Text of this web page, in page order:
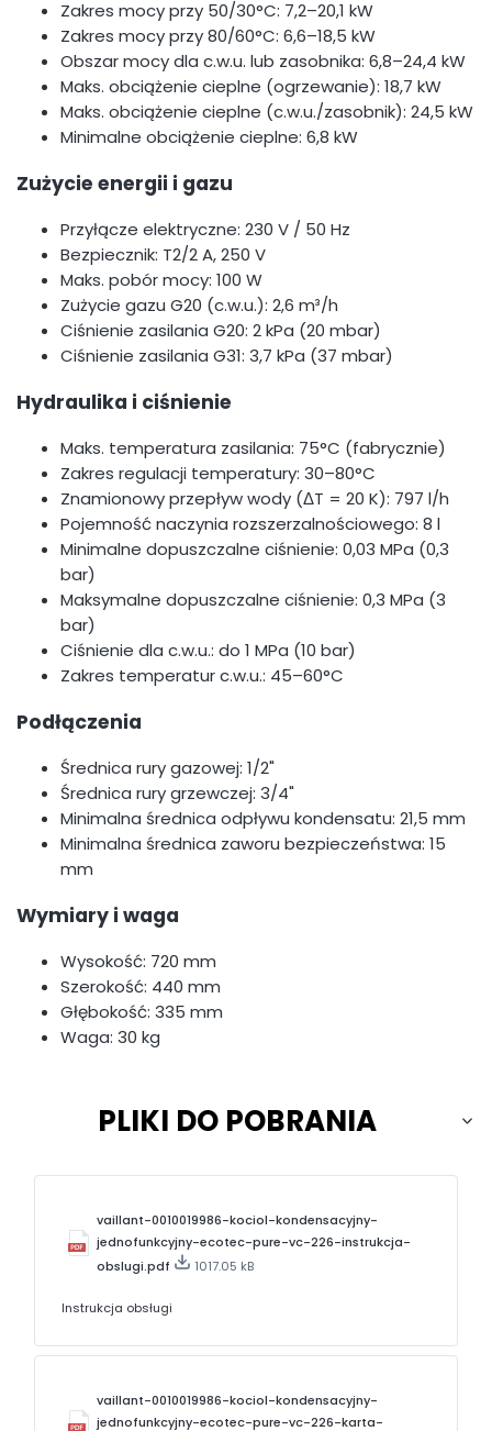
Zakres mocy przy 50/30°C: 7,2–20,1 kW
Zakres mocy przy 80/60°C: 6,6–18,5 kW
Obszar mocy dla c.w.u. lub zasobnika: 6,8–24,4 kW
Maks. obciążenie cieplne (ogrzewanie): 18,7 kW
Maks. obciążenie cieplne (c.w.u./zasobnik): 24,5 kW
Minimalne obciążenie cieplne: 6,8 kW
Zużycie energii i gazu
Przyłącze elektryczne: 230 V / 50 Hz
Bezpiecznik: T2/2 A, 250 V
Maks. pobór mocy: 100 W
Zużycie gazu G20 (c.w.u.): 2,6 m³/h
Ciśnienie zasilania G20: 2 kPa (20 mbar)
Ciśnienie zasilania G31: 3,7 kPa (37 mbar)
Hydraulika i ciśnienie
Maks. temperatura zasilania: 75°C (fabrycznie)
Zakres regulacji temperatury: 30–80°C
Znamionowy przepływ wody (ΔT = 20 K): 797 l/h
Pojemność naczynia rozszerzalnościowego: 8 l
Minimalne dopuszczalne ciśnienie: 0,03 MPa (0,3
bar)
Maksymalne dopuszczalne ciśnienie: 0,3 MPa (3
bar)
Ciśnienie dla c.w.u.: do 1 MPa (10 bar)
Zakres temperatur c.w.u.: 45–60°C
Podłączenia
Średnica rury gazowej: 1/2"
Średnica rury grzewczej: 3/4"
Minimalna średnica odpływu kondensatu: 21,5 mm
Minimalna średnica zaworu bezpieczeństwa: 15
mm
Wymiary i waga
Wysokość: 720 mm
Szerokość: 440 mm
Głębokość: 335 mm
Waga: 30 kg
PLIKI DO POBRANIA
vaillant-0010019986-kociol-kondensacyjny-
jednofunkcyjny-ecotec-pure-vc-226-instrukcja-
obslugi.pdf
1017.05 kB
Instrukcja obsługi
vaillant-0010019986-kociol-kondensacyjny-
jednofunkcyjny-ecotec-pure-vc-226-karta-